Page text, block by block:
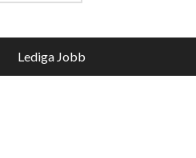
Lediga Jobb